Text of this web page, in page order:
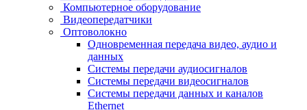
Компьютерное оборудование
Видеопередатчики
Оптоволокно
Одновременная передача видео, аудио и
данных
Системы передачи аудиосигналов
Системы передачи видеосигналов
Системы передачи данных и каналов
Ethernet